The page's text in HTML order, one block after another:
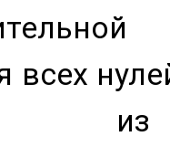
всех
из